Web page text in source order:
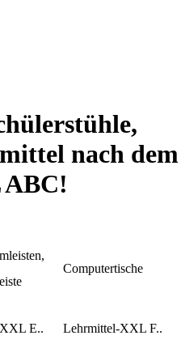
nach dem
Computertische
E.. Lehrmittel-XXL F..